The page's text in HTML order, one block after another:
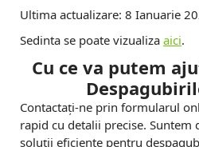
Ultima actualizare: 8 Ianuarie
Sedinta se poate vizualiza aici.
Cu ce va putem
Contactați-ne prin formularul
rapid cu detalii precise. Suntem
soluții eficiente pentru